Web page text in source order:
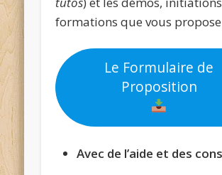
formations que vous
Le Formulaire de
Proposition
Avec de l’aide et des